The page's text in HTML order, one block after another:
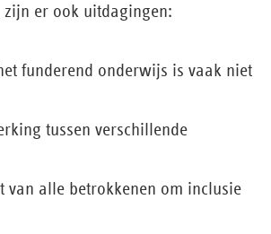
er ook uitdagingen:
funderend onderwijs is vaak niet
tussen verschillende
van alle betrokkenen om inclusie